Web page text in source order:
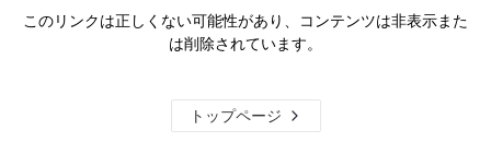
このリンクは正しくない可能性があり、コンテンツは非表示また
は削除されています。
トップページ